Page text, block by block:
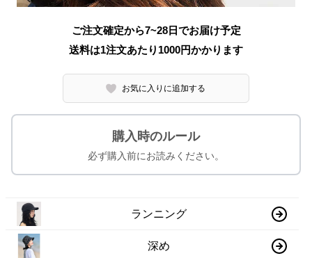
ご注文確定から7~28日でお届け予定
送料は1注文あたり 1000円かかります
お気に入りに追加する
購入時のルール
必ず購入前にお読みください。
ランニング
深め